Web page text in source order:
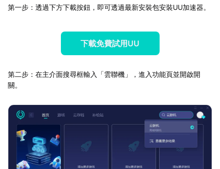
第一步：透過下方下載按鈕，即可透過最新安裝包安裝UU加速器。
下載免費試用UU
第二步：在主介面搜尋框輸入「雲聯機」，進入功能頁並開啟開
關。